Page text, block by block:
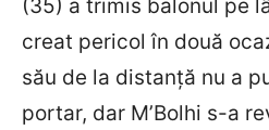
(35) a trimis balonul pe
creat pericol în două
său de la distanță nu a
portar, dar M’Bolhi s-a